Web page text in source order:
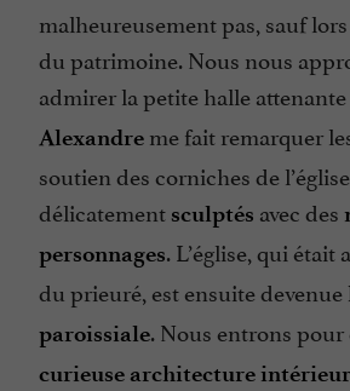
malheureusement pas, sauf
du patrimoine. Nous nous
admirer la petite halle
Alexandre me fait remarquer
soutien des corniches de
délicatement sculptés avec des
personnages. L’église, qui
du prieuré, est ensuite devenue
paroissiale. Nous entrons pour
curieuse architecture